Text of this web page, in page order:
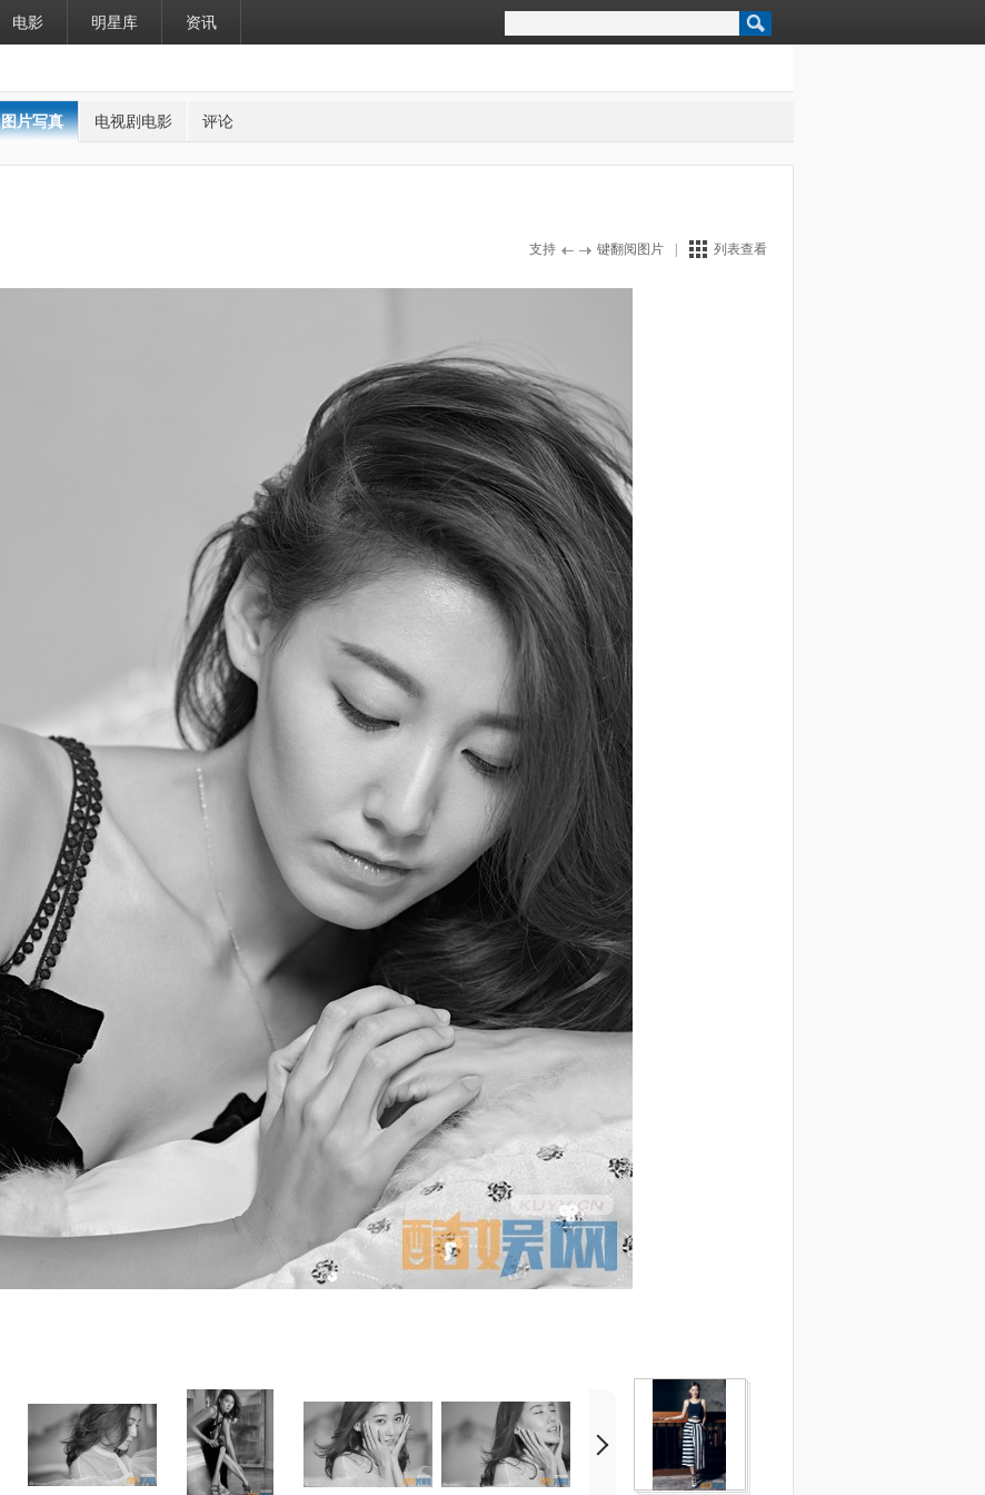
电影 明星库 资讯
图片写真 电视剧电影 评论
支持 键翻阅图片 列表查看